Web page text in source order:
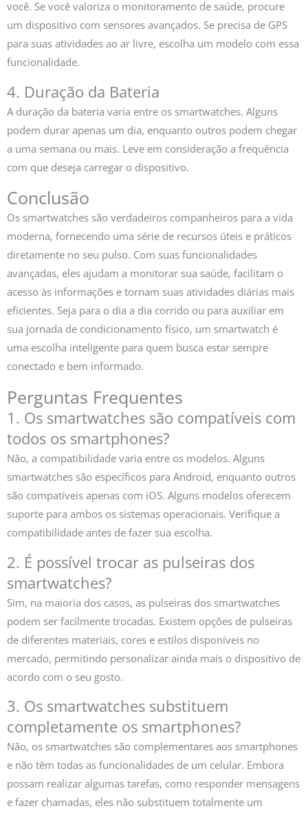
você. Se você valoriza o monitoramento de saúde, procure
um dispositivo com sensores avançados. Se precisa de GPS
para suas atividades ao ar livre, escolha um modelo com essa
funcionalidade.
4. Duração da Bateria
A duração da bateria varia entre os smartwatches. Alguns
podem durar apenas um dia, enquanto outros podem chegar
a uma semana ou mais. Leve em consideração a frequência
com que deseja carregar o dispositivo.
Conclusão
Os smartwatches são verdadeiros companheiros para a vida
moderna, fornecendo uma série de recursos úteis e práticos
diretamente no seu pulso. Com suas funcionalidades
avançadas, eles ajudam a monitorar sua saúde, facilitam o
acesso às informações e tornam suas atividades diárias mais
eficientes. Seja para o dia a dia corrido ou para auxiliar em
sua jornada de condicionamento físico, um smartwatch é
uma escolha inteligente para quem busca estar sempre
conectado e bem informado.
Perguntas Frequentes
1. Os smartwatches são compatíveis com
todos os smartphones?
Não, a compatibilidade varia entre os modelos. Alguns
smartwatches são específicos para Android, enquanto outros
são compatíveis apenas com iOS. Alguns modelos oferecem
suporte para ambos os sistemas operacionais. Verifique a
compatibilidade antes de fazer sua escolha.
2. É possível trocar as pulseiras dos
smartwatches?
Sim, na maioria dos casos, as pulseiras dos smartwatches
podem ser facilmente trocadas. Existem opções de pulseiras
de diferentes materiais, cores e estilos disponíveis no
mercado, permitindo personalizar ainda mais o dispositivo de
acordo com o seu gosto.
3. Os smartwatches substituem
completamente os smartphones?
Não, os smartwatches são complementares aos smartphones
e não têm todas as funcionalidades de um celular. Embora
possam realizar algumas tarefas, como responder mensagens
e fazer chamadas, eles não substituem totalmente um